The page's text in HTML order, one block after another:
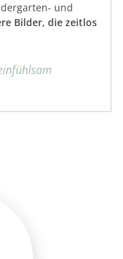
und
Bilder, die zeitlos